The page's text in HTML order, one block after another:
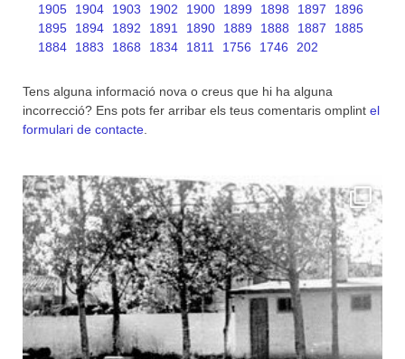
1905
1904 1903 1902 1900 1899 1898 1897
1896
1895
1894 1892 1891 1890 1889 1888 1887
1885
1884
1883 1868 1834 1811 1756 1746 202
Tens alguna informació nova o creus que hi ha alguna
incorrecció? Ens pots fer arribar els teus comentaris omplint el
formulari de contacte